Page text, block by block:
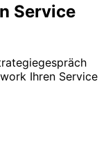
Service
Ihren Service